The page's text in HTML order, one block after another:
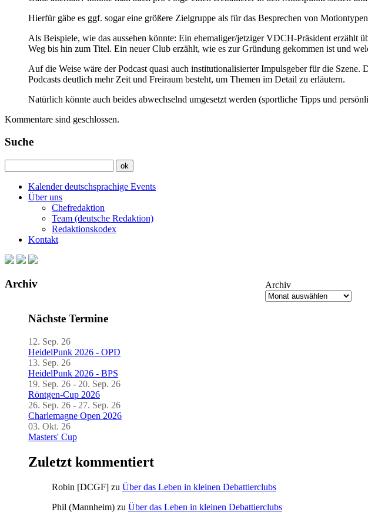
Hierfür gäbe es ggf. sogar eine größere Zielgruppe als für das Besprechen von
Als Beispiele, wie das aussehen könnte: Ein ehemaliger/jetziger VDCH-Präsident erzählt
Weg bis hin zum Titel. Ein neuer Club erzählt, wie es zur Gründung gekommen ist und
Auf die Weise wäre der Podcast quasi auch institutionalisierter Impulsgeber für die
Podcasts deutlich mehr Zeit und Freiraum besteht, um Themen im Detail zu erläutern.
Natürlich könnte auch beides abwechselnd umgesetzt werden (sportliche Tipps und
Kommentare sind geschlossen.
Suche
Kalender deutschsprachige Events
Über uns
Chefredaktion
Team (deutsche Redaktion)
Redaktionskodex
Kontakt
Archiv Archiv
Nächste Termine
12. Sep. 26
HeidelPunk 2026 - OPD
13. Sep. 26
HeidelPunk 2026 - BPS
19. Sep. 26 - 20. Sep. 26
Röntgen-Cup 2026
26. Sep. 26 - 27. Sep. 26
Charlemagne Open 2026
03. Okt. 26
Masters' Cup
Zuletzt kommentiert
Robin [DCGF] zu Über das Leben in kleinen Debattierclubs
Phil (Mannheim) zu Über das Leben in kleinen Debattierclubs